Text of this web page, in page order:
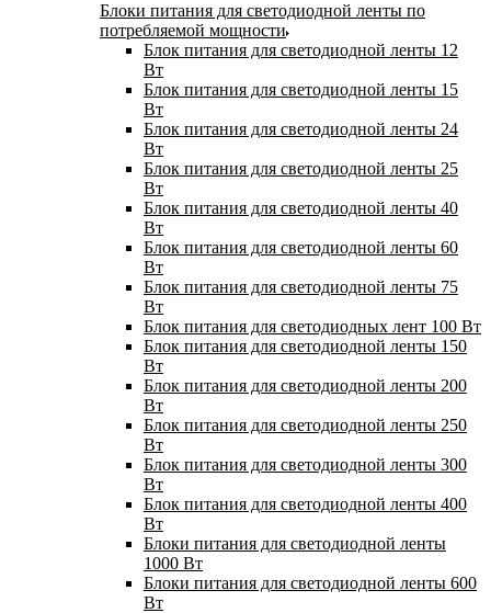
Блоки питания для светодиодной ленты по
потребляемой мощности
Блок питания для светодиодной ленты 12
Вт
Блок питания для светодиодной ленты 15
Вт
Блок питания для светодиодной ленты 24
Вт
Блок питания для светодиодной ленты 25
Вт
Блок питания для светодиодной ленты 40
Вт
Блок питания для светодиодной ленты 60
Вт
Блок питания для светодиодной ленты 75
Вт
Блок питания для светодиодных лент 100 Вт
Блок питания для светодиодной ленты 150
Вт
Блок питания для светодиодной ленты 200
Вт
Блок питания для светодиодной ленты 250
Вт
Блок питания для светодиодной ленты 300
Вт
Блок питания для светодиодной ленты 400
Вт
Блоки питания для светодиодной ленты
1000 Вт
Блоки питания для светодиодной ленты 600
Вт